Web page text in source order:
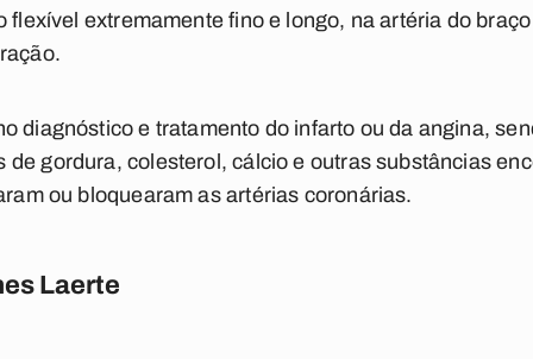
flexível extremamente fino e longo, na artéria do
diagnóstico e tratamento do infarto ou da angina,
de gordura, colesterol, cálcio e outras substâncias
ou bloquearam as artérias coronárias.
Laerte